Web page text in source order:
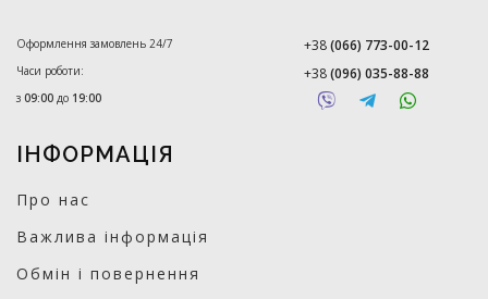
Оформлення замовлень 24/7
Часи роботи:
з 09:00 до 19:00
+38(066) 773-00-12
+38(096) 035-88-88
ІНФОРМАЦІЯ
Про нас
Важлива інформація
Обмін і повернення